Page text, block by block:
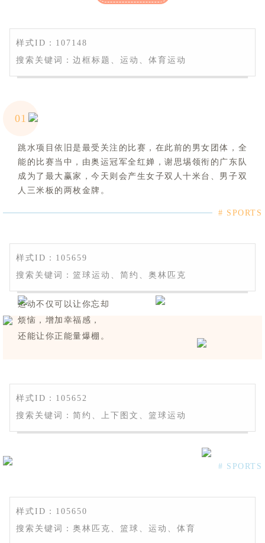
样式ID：107148
搜索关键词：边框标题、运动、体育运动
01
跳水项目依旧是最受关注的比赛，在此前的男女团体，全
能的比赛当中，由奥运冠军全红婵，谢思埸领衔的广东队
成为了最大赢家，今天则会产生女子双人十米台、男子双
人三米板的两枚金牌。
# SPORTS
样式ID：105659
搜索关键词：篮球运动、简约、奥林匹克
运动不仅可以让你忘却
烦恼，增加幸福感，
还能让你正能量爆棚。
样式ID：105652
搜索关键词：简约、上下图文、篮球运动
# SPORTS
样式ID：105650
搜索关键词：奥林匹克、篮球、运动、体育